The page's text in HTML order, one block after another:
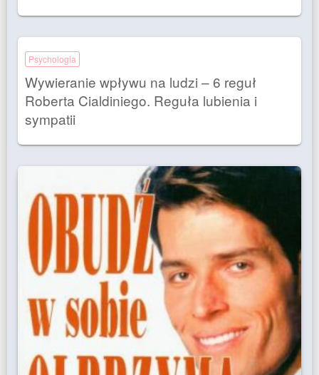
Psychologia
Wywieranie wpływu na ludzi – 6 reguł
Roberta Cialdiniego. Reguła lubienia i
sympatii